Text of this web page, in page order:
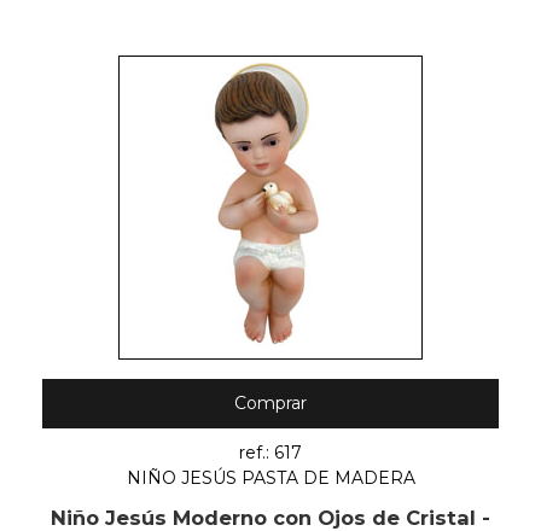
Comprar
ref.: 617
NIÑO JESÚS PASTA DE MADERA
Niño Jesús Moderno con Ojos de Cristal -